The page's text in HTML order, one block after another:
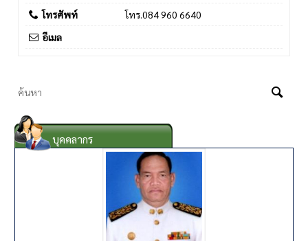
โทรศัพท์
โทร.084 960 6640
อีเมล
บุคคลากร